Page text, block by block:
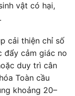
vật có hại,
cải thiện chỉ số
đẩy cảm giác no
duy trì cân
Toàn cầu
khoảng 20–